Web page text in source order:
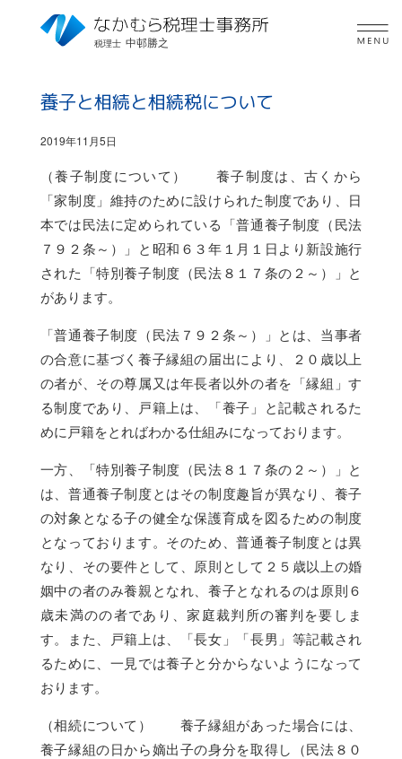
税理士 中邨勝之
養子と相続と相続税について
2019年11月5日
（養子制度について） 養子制度は、古くから
「家制度」維持のために設けられた制度であり、日
本では民法に定められている「普通養子制度（民法
７９２条～）」と昭和６３年１月１日より新設施行
された「特別養子制度（民法８１７条の２～）」と
があります。
「普通養子制度（民法７９２条～）」とは、当事者
の合意に基づく養子縁組の届出により、２０歳以上
の者が、その尊属又は年長者以外の者を「縁組」す
る制度であり、戸籍上は、「養子」と記載されるた
めに戸籍をとればわかる仕組みになっております。
一方、「特別養子制度（民法８１７条の２～）」と
は、普通養子制度とはその制度趣旨が異なり、養子
の対象となる子の健全な保護育成を図るための制度
となっております。そのため、普通養子制度とは異
なり、その要件として、原則として２５歳以上の婚
姻中の者のみ養親となれ、養子となれるのは原則６
歳未満のの者であり、家庭裁判所の審判を要しま
す。また、戸籍上は、「長女」「長男」等記載され
るために、一見では養子と分からないようになって
おります。
（相続について） 養子縁組があった場合には、
養子縁組の日から嫡出子の身分を取得し（民法８０